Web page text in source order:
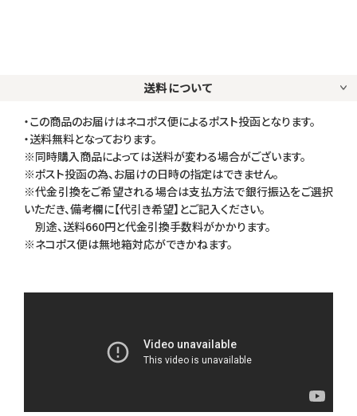
送料について
・この商品のお届けはネコポス便によるポスト投函となります。
・送料無料となっております。
※同時購入商品によっては送料が変わる場合がございます。
※ポスト投函の為、お届けの日時の指定はできません。
※代金引換をご希望される場合は支払方法で銀行振込をご選択
いただき、備考欄に【代引き希望】とご記入ください。
別途、送料660円と代金引換手数料がかかります。
※ネコポス便は無地箱対応ができかねます。